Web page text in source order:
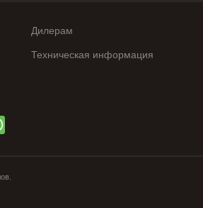
Дилерам
Техническая информация